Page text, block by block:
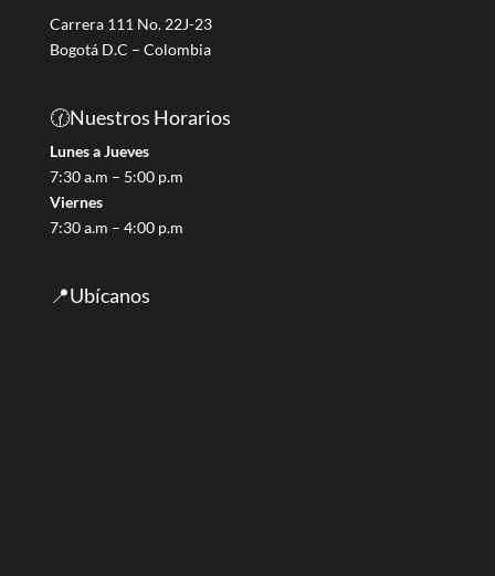
Carrera 111 No. 22J-23
Bogotá D.C – Colombia
🕜Nuestros Horarios
Lunes a Jueves
7:30 a.m – 5:00 p.m
Viernes
7:30 a.m – 4:00 p.m
📍Ubícanos